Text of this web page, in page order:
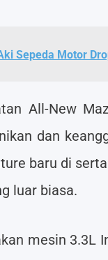
Sepeda Motor
All-New
dan
baru di
luar biasa.
mesin 3.3L